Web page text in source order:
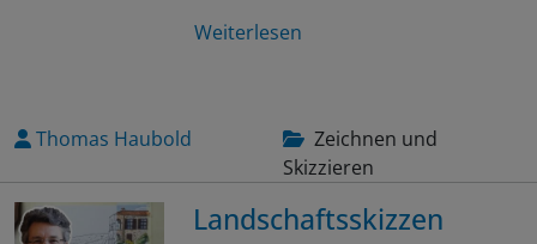
Weiterlesen
Thomas Haubold
Zeichnen und
Skizzieren
Landschaftsskizzen